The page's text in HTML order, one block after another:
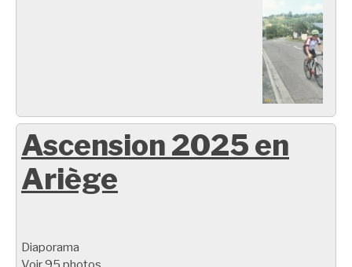
Ascension 2025 en
Ariège
Diaporama